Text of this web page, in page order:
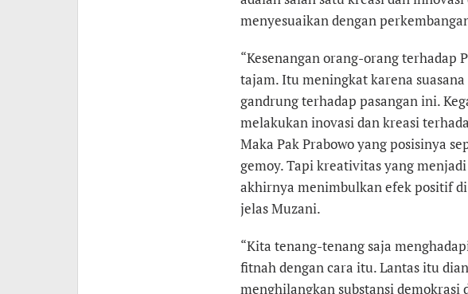
menyesuaikan dengan
“Kesenangan orang-orang terhadap
tajam. Itu meningkat karena
gandrung terhadap pasangan ini.
melakukan inovasi dan kreasi
Maka Pak Prabowo yang posisinya
gemoy. Tapi kreativitas yang
akhirnya menimbulkan efek positif
jelas Muzani.
“Kita tenang-tenang saja
fitnah dengan cara itu. Lantas itu
menghilangkan substansi demokrasi